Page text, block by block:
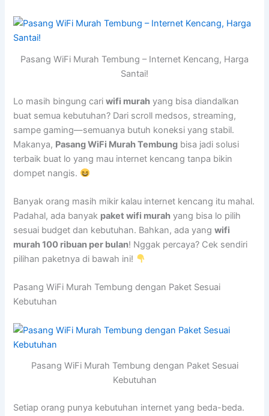
Pasang WiFi Murah Tembung – Internet Kencang, Harga
Santai!
Lo masih bingung cariwifi murah yang bisa diandalkan
buat semua kebutuhan? Dari scroll medsos, streaming,
sampe gaming—semuanya butuh koneksi yang stabil.
Makanya, Pasang WiFi Murah Tembung bisa jadi solusi
terbaik buat lo yang mau internet kencang tanpa bikin
dompet nangis.
Banyak orang masih mikir kalau internet kencang itu mahal.
Padahal, ada banyak paket wifi murah yang bisa lo pilih
sesuai budget dan kebutuhan. Bahkan, ada yangwifi
murah 100 ribuan per bulan! Nggak percaya? Cek sendiri
pilihan paketnya di bawah ini!
Pasang WiFi Murah Tembung dengan Paket Sesuai
Kebutuhan
Pasang WiFi Murah Tembung dengan Paket Sesuai
Kebutuhan
Setiap orang punya kebutuhan internet yang beda-beda.